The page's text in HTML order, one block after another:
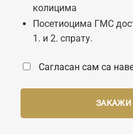
колицима
Посетиоцима ГМС
1. и 2. спрату.
Сагласан сам са